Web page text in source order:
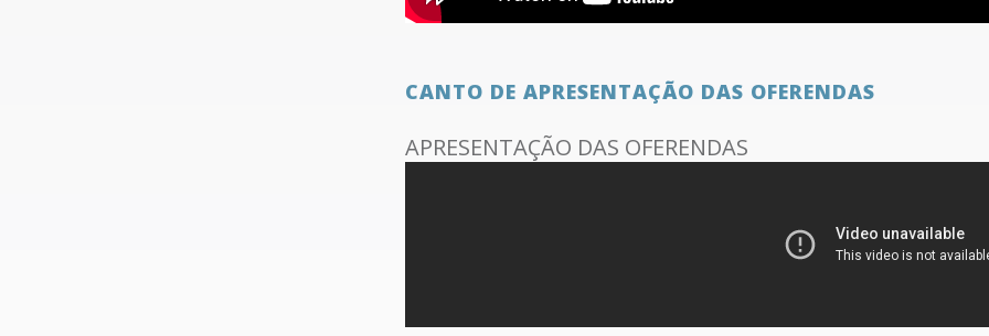
CANTO DE APRESENTAÇÃO DAS OFERENDAS
APRESENTAÇÃO DAS OFERENDAS